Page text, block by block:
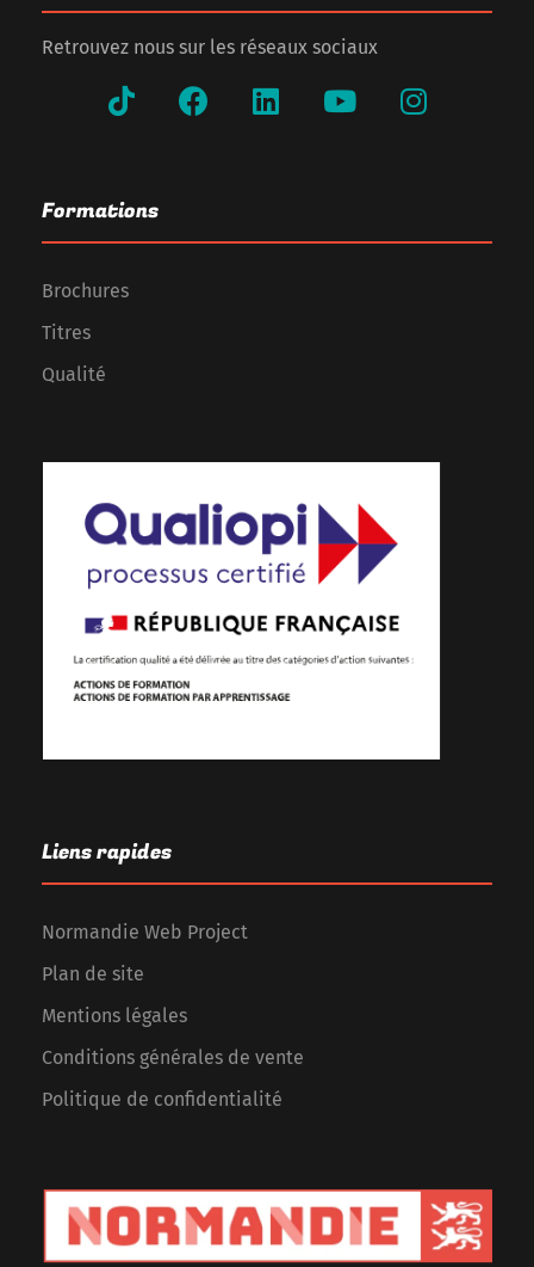
Retrouvez nous sur les réseaux sociaux
Formations
Brochures
Titres
Qualité
Liens rapides
Normandie Web Project
Plan de site
Mentions légales
Conditions générales de vente
Politique de confidentialité